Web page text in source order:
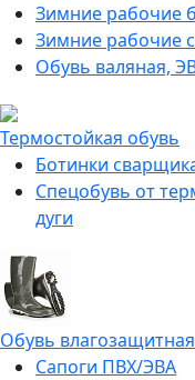
Зимние рабочие
Зимние рабочие
Обувь валяная,
Термостойкая обувь
Ботинки
Спецобувь от
дуги
Обувь влагозащитная
Сапоги ПВХ/ЭВА